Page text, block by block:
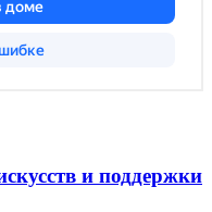
и поддержки